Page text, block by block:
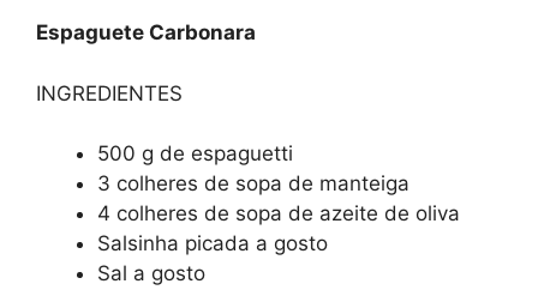
Espaguete Carbonara
INGREDIENTES
500 g de espaguetti
3 colheres de sopa de manteiga
4 colheres de sopa de azeite de oliva
Salsinha picada a gosto
Sal a gosto